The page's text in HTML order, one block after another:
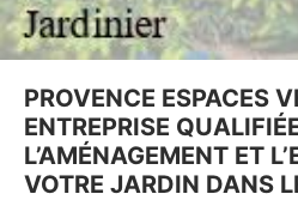
PROVENCE ESPACES
ENTREPRISE
L’AMÉNAGEMENT ET
VOTRE JARDIN DANS